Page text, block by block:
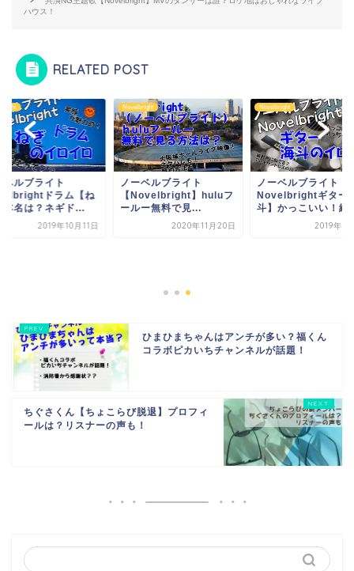
ハウス！
RELATED POST
ベルブライト
ドラム【ね
本名は？ネギド...
2019年10月11日
Novelbright
ノーベルブライト
【Novelbright】huluフ
ールー無料で見...
2020年11月20日
Novelbright
ノーベルブライト
Novelbrightギター
斗】かっこいい！綾
2019年10
ひまひまちゃんはアンチが多い？福くん
コラボピカいちチャンネルが話題！
ちぐさくん【ちょこらび脱退】プロフィ
ールは？リスナーの声も！